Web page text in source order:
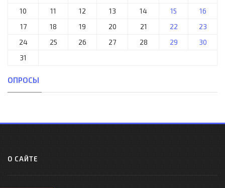
10
11 12 13 14 15
16
17
18 19 20 21 22
23
24
25 26 27 28 29
30
31
ОПРОСЫ
О САЙТЕ